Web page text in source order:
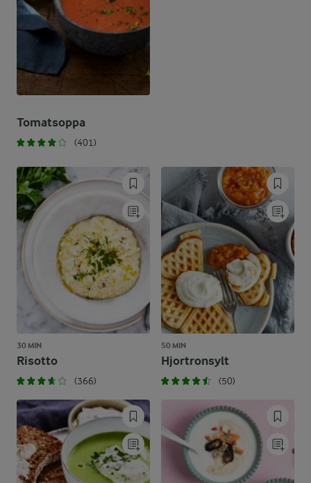
Tomatsoppa
(401)
30 MIN
Risotto
(366)
50 MIN
Hjortronsylt
(50)